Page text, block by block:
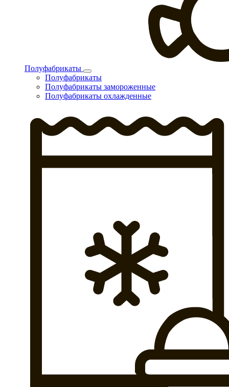
Полуфабрикаты
Полуфабрикаты
Полуфабрикаты замороженные
Полуфабрикаты охлажденные